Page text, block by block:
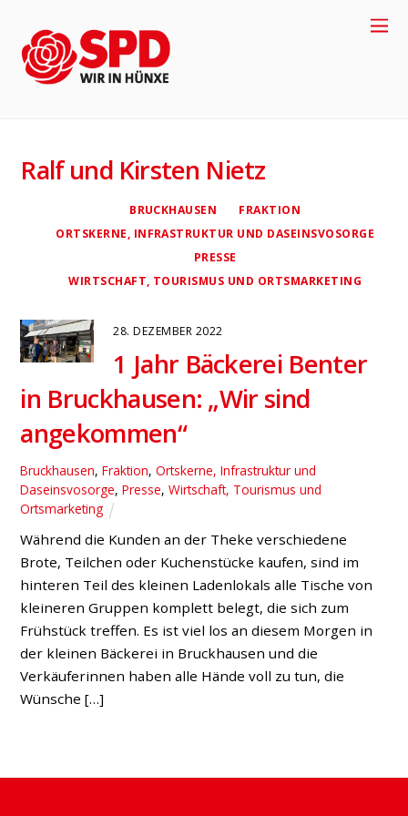
Ralf und Kirsten Nietz
BRUCKHAUSEN
FRAKTION
ORTSKERNE, INFRASTRUKTUR UND DASEINSVOSORGE
PRESSE
WIRTSCHAFT, TOURISMUS UND ORTSMARKETING
28. DEZEMBER 2022
1 Jahr Bäckerei Benter
in Bruckhausen: „Wir sind
angekommen“
Bruckhausen,Fraktion,Ortskerne, Infrastruktur und
Daseinsvosorge,Presse,Wirtschaft, Tourismus und
Ortsmarketing
Während die Kunden an der Theke verschiedene
Brote, Teilchen oder Kuchenstücke kaufen, sind im
hinteren Teil des kleinen Ladenlokals alle Tische von
kleineren Gruppen komplett belegt, die sich zum
Frühstück treffen. Es ist viel los an diesem Morgen in
der kleinen Bäckerei in Bruckhausen und die
Verkäuferinnen haben alle Hände voll zu tun, die
Wünsche […]